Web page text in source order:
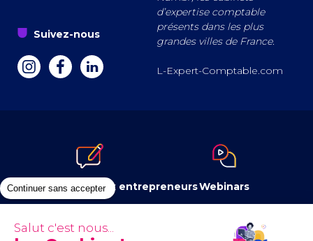
Continuer sans accepter
Salut c'est nous...
s Suivez-nous
a z e
d’expertise comptable
présents dans les plus
grandes villes de France.
L-Expert-Comptable.com
Le blog dédié aux entrepreneursWebinars